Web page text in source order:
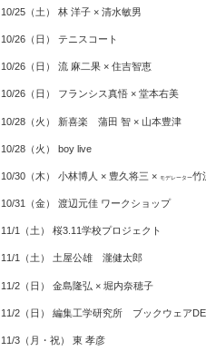
10/25（土） 林 洋子 × 清水敏男
10/26（日） テニスコート
10/26（日） 流 麻二果 × 住吉智恵
10/26（日） フランシス真悟 × 堂本右美
10/28（火） 新喜楽 蒲田 智 × 山本豊津
10/28（火） boy live
10/30（木） 小林博人 × 豊久将三 × モデレーター竹
10/31（金） 渡辺元佳 ワークショップ
11/1（土） 桜3.11学校プロジェクト
11/1（土） 土屋公雄 瀧健太郎
11/2（日） 金島隆弘 × 堀内奈穂子
11/2（日） 編集工学研究所 ブックウェア
11/3（月・祝） 東 孝彦